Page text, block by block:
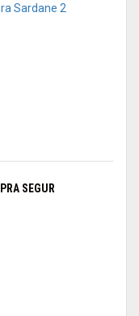
SEGUR